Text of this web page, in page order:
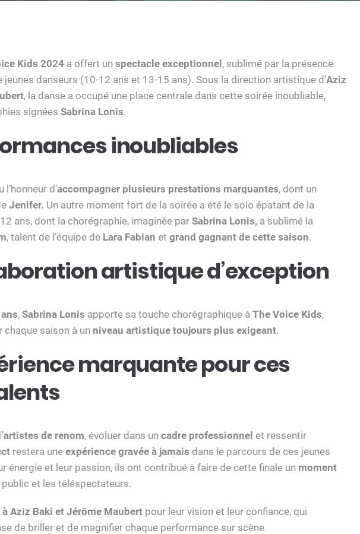
Kids 2024 a offert un spectacle exceptionnel , sublimé par la présence
jeunes danseurs (10-12 ans et 13-15 ans). Sous la direction artistique d’Aziz
, la danse a occupé une place centrale dans cette soirée inoubliable,
signées Sabrina Lonis.
inoubliables
d’accompagner plusieurs prestations marquantes, dont un
Jenifer. Un autre moment fort de la soirée a été le solo épatant de la
12 ans, dont la chorégraphie, imaginée par Sabrina Lonis, a sublimé la
, talent de l’équipe de Lara Fabian et grand gagnant de cette saison.
artistique d’exception
, Sabrina Lonis apporte sa touche chorégraphique à The Voice Kids,
chaque saison à un niveau artistique toujours plus exigeant.
marquante pour ces
de renom, évoluer dans un cadre professionnel et ressentir
restera une expérience gravée à jamais dans le parcours de ces jeunes
énergie et leur passion, ils ont contribué à faire de cette finale un moment
public et les téléspectateurs.
Aziz Baki et Jérôme Maubert pour leur vision et leur confiance, qui
de briller et de magnifier chaque performance sur scène.